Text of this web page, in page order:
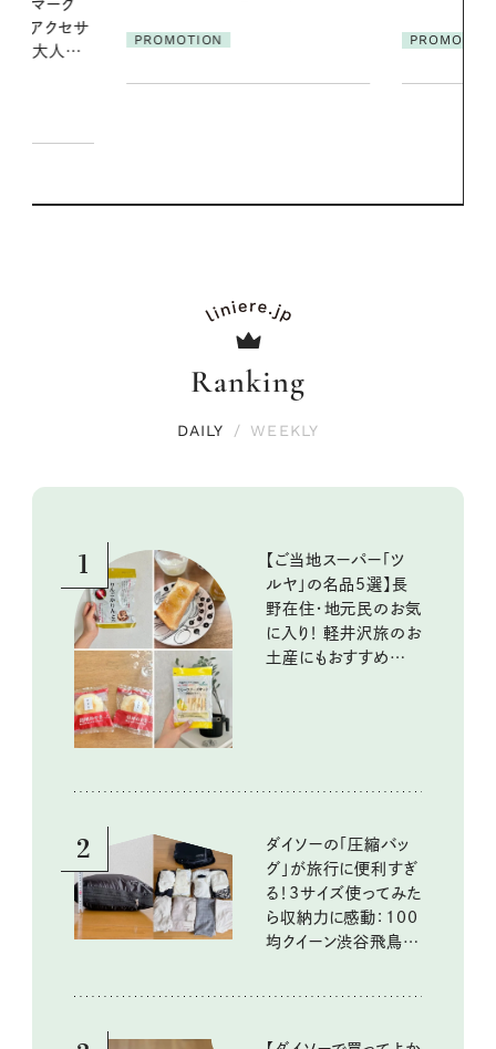
PROMOTION
Ranking
DAILY / WEEKLY
1
【ご当地スーパー「ツ
ルヤ」の名品5選】長
野在住・地元民のお気
に入り！ 軽井沢旅のお
土産にもおすすめのお
2
ダイソーの「圧縮バッ
グ」が旅行に便利すぎ
る！3サイズ使ってみた
ら収納力に感動：100
均クイーン渋谷飛鳥の